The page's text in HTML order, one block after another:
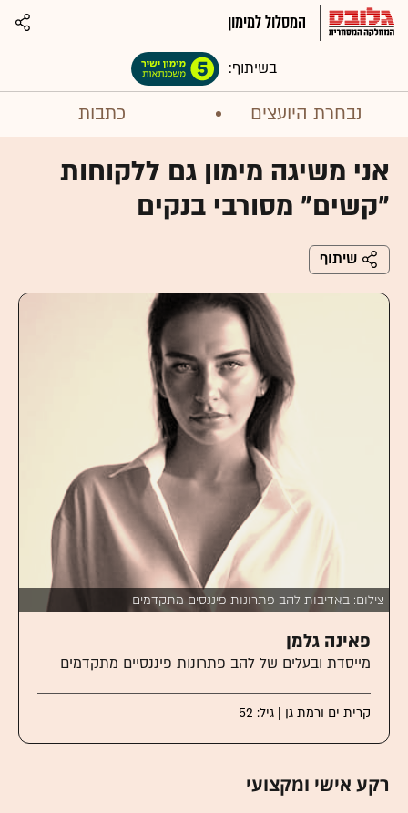
המסלול למימון
נבחרת היועצים כתבות
בשיתוף:
אני משיגה מימון גם ללקוחות
"קשים" מסורבי בנקים
שיתוף
צילום: באדיבות להב פתרונות פיננסים מתקדמים
פאינה גלמן
מייסדת ובעלים של להב פתרונות פיננסיים מתקדמים
קרית ים ורמת גן | גיל: 52
רקע אישי ומקצועי